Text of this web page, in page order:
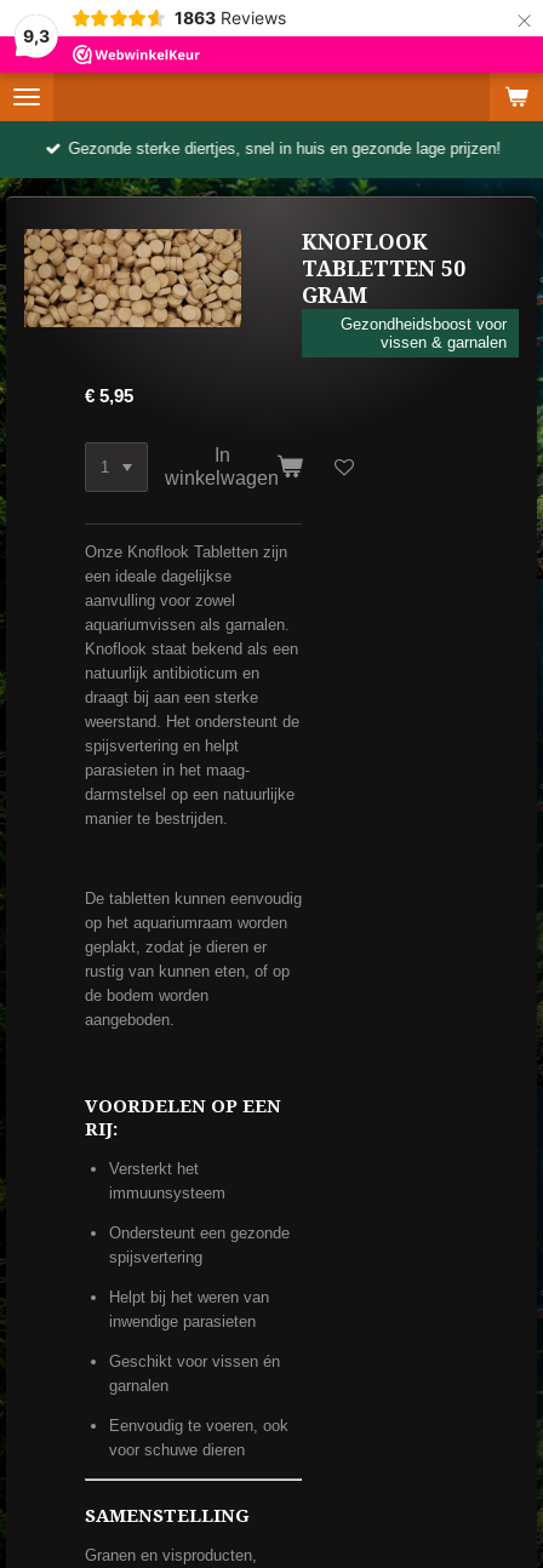
9,3
1863 Reviews ×
Gezonde sterke diertjes, snel in huis en gezonde lage prijzen!
KNOFLOOK
TABLETTEN 50
GRAM
Gezondheidsboost voor
vissen & garnalen
€ 5,95
In
winkelwagen
Onze Knoflook Tabletten zijn
een ideale dagelijkse
aanvulling voor zowel
aquariumvissen als garnalen.
Knoflook staat bekend als een
natuurlijk antibioticum en
draagt bij aan een sterke
weerstand. Het ondersteunt de
spijsvertering en helpt
parasieten in het maag-
darmstelsel op een natuurlijke
manier te bestrijden.
De tabletten kunnen eenvoudig
op het aquariumraam worden
geplakt, zodat je dieren er
rustig van kunnen eten, of op
de bodem worden
aangeboden.
VOORDELEN OP EEN
RIJ:
Versterkt het
immuunsysteem
Ondersteunt een gezonde
spijsvertering
Helpt bij het weren van
inwendige parasieten
Geschikt voor vissen én
garnalen
Eenvoudig te voeren, ook
voor schuwe dieren
SAMENSTELLING
Granen en visproducten,